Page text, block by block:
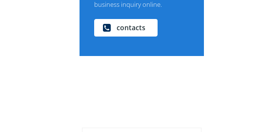
business inquiry online.
contacts